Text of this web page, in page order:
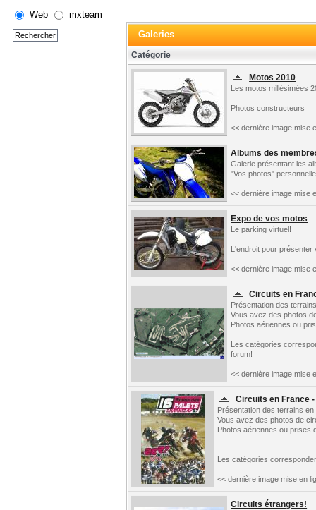
Web mxteam
Galeries
Catégorie
Motos 2010
Les motos millésimées
Photos constructeurs
<< dernière image mise
Albums des
Galerie présentant les
"Vos photos"
<< dernière image mise
Expo de vos motos
Le parking virtuel!
L'endroit pour présenter
<< dernière image mise
Circuits en
Présentation des
Vous avez des photos
Photos aériennes ou
Les catégories
forum!
<< dernière image mise
Circuits en France
Présentation des terrains en
Vous avez des photos de
Photos aériennes ou prises
Les catégories
<< dernière image mise en
Circuits étrangers!